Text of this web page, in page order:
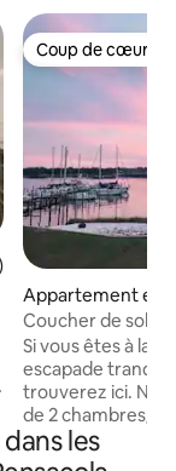
sur la
Coup de cœur
Coup de cœur
Appartement en
⋅ Pensacola
Coucher de soleil
NAS et du
Si vous êtes à la
escapade
trouverez ici.
de 2 chambres/2
comme un chalet
un cadre de
les